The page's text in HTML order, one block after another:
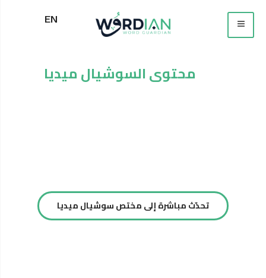
EN
محتوى السوشيال ميدياو
تحدّث مباشرة إلى مختص سوشيال ميديا